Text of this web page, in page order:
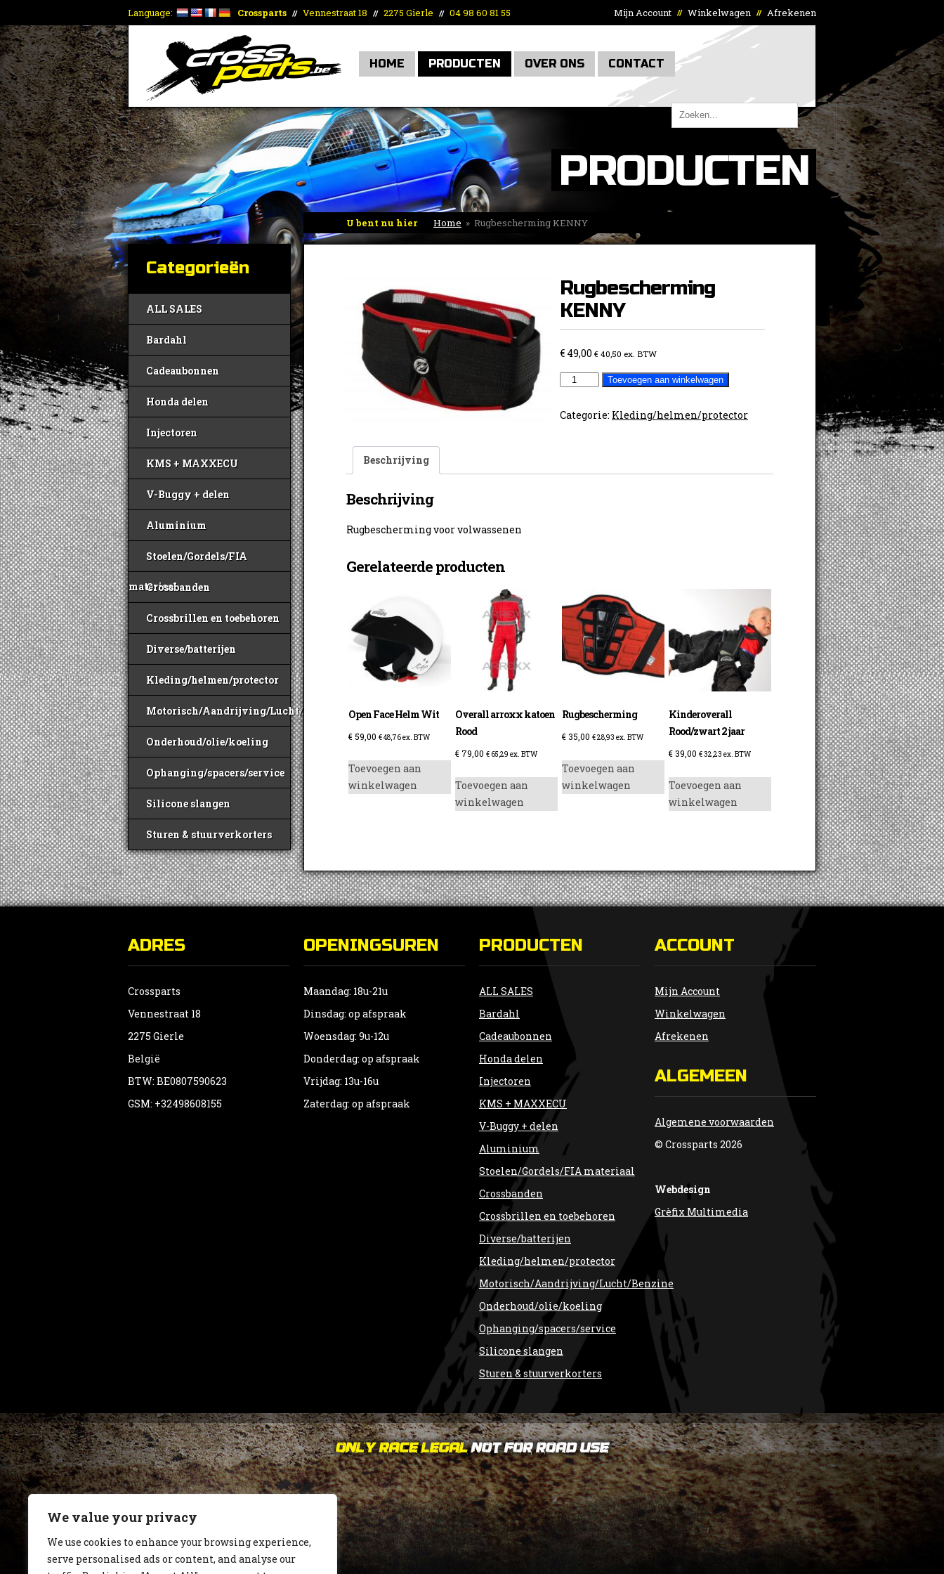
We value your privacy
We use cookies to enhance your browsing experience,
serve personalised ads or content, and analyse our
Language: Crossparts // Vennestraat 18 // 2275 Gierle // 04 98 60 81 55 Mijn Account // Winkelwagen // Afrekenen
HOME PRODUCTEN OVER ONS CONTACT
PRODUCTEN
U bent nu hier Home » Rugbescherming KENNY
Categorieën
ALL SALES
Bardahl
Cadeaubonnen
Honda delen
Injectoren
KMS + MAXXECU
V-Buggy + delen
Aluminium
Stoelen/Gordels/FIA
materiaal
Crossbanden
Crossbrillen en toebehoren
Diverse/batterijen
Kleding/helmen/protector
Motorisch/Aandrijving/Lucht/Benzine
Onderhoud/olie/koeling
Ophanging/spacers/service
Silicone slangen
Sturen & stuurverkorters
Rugbescherming
KENNY
€49,00 € 40,50 ex. BTW
Rugbescherming
aantal
Toevoegen aan winkelwagen
Categorie: Kleding/helmen/protector
Beschrijving
Beschrijving
Rugbescherming voor volwassenen
Gerelateerde producten
Open Face Helm Wit
€ 59,00 €48,76ex. BTW
Toevoegen aan
winkelwagen
Overall arroxx katoen
Rood
€ 79,00 € 65,29 ex. BTW
Toevoegen aan
winkelwagen
Rugbescherming
€35,00 €28,93 ex. BTW
Toevoegen aan
winkelwagen
Kinderoverall
Rood/zwart 2 jaar
€39,00 €32,23 ex. BTW
Toevoegen aan
winkelwagen
ADRES
Crossparts
Vennestraat 18
2275 Gierle
België
BTW: BE0807590623
GSM: +32498608155
OPENINGSUREN
Maandag: 18u-21u
Dinsdag: op afspraak
Woensdag: 9u-12u
Donderdag: op afspraak
Vrijdag: 13u-16u
Zaterdag: op afspraak
PRODUCTEN
ALL SALES
Bardahl
Cadeaubonnen
Honda delen
Injectoren
KMS + MAXXECU
V-Buggy + delen
Aluminium
Stoelen/Gordels/FIA materiaal
Crossbanden
Crossbrillen en toebehoren
Diverse/batterijen
Kleding/helmen/protector
Motorisch/Aandrijving/Lucht/Benzine
Onderhoud/olie/koeling
Ophanging/spacers/service
Silicone slangen
Sturen & stuurverkorters
ACCOUNT
Mijn Account
Winkelwagen
Afrekenen
ALGEMEEN
Algemene voorwaarden
© Crossparts 2026
Webdesign
Grèfix Multimedia